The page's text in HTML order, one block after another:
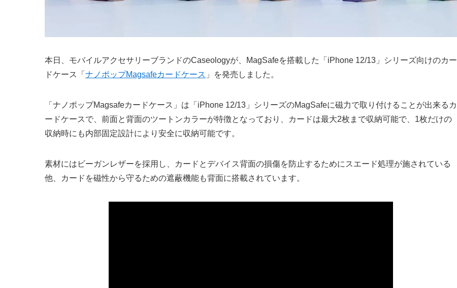
本日、モバイルアクセサリーブランドのCaseologyが、MagSafeを搭載した「iPhone 12/13」シリーズ向けのカー
ドケース「 ナノポップMagsafeカードケース 」を発売しました。
「ナノポップMagsafeカードケース」は「iPhone 12/13」シリーズのMagSafeに磁力で取り付けることが出来るカ
ードケースで、前面と背面のツートンカラーが特徴となっており、カードは最大2枚まで収納可能で、1枚だけの
収納時にも内部固定設計により安全に収納可能です。
素材にはビーガンレザーを採用し、カードとデバイス背面の損傷を防止するためにスエード処理が施されている
他、カードを磁性から守るための遮蔽機能も背面に搭載されています。